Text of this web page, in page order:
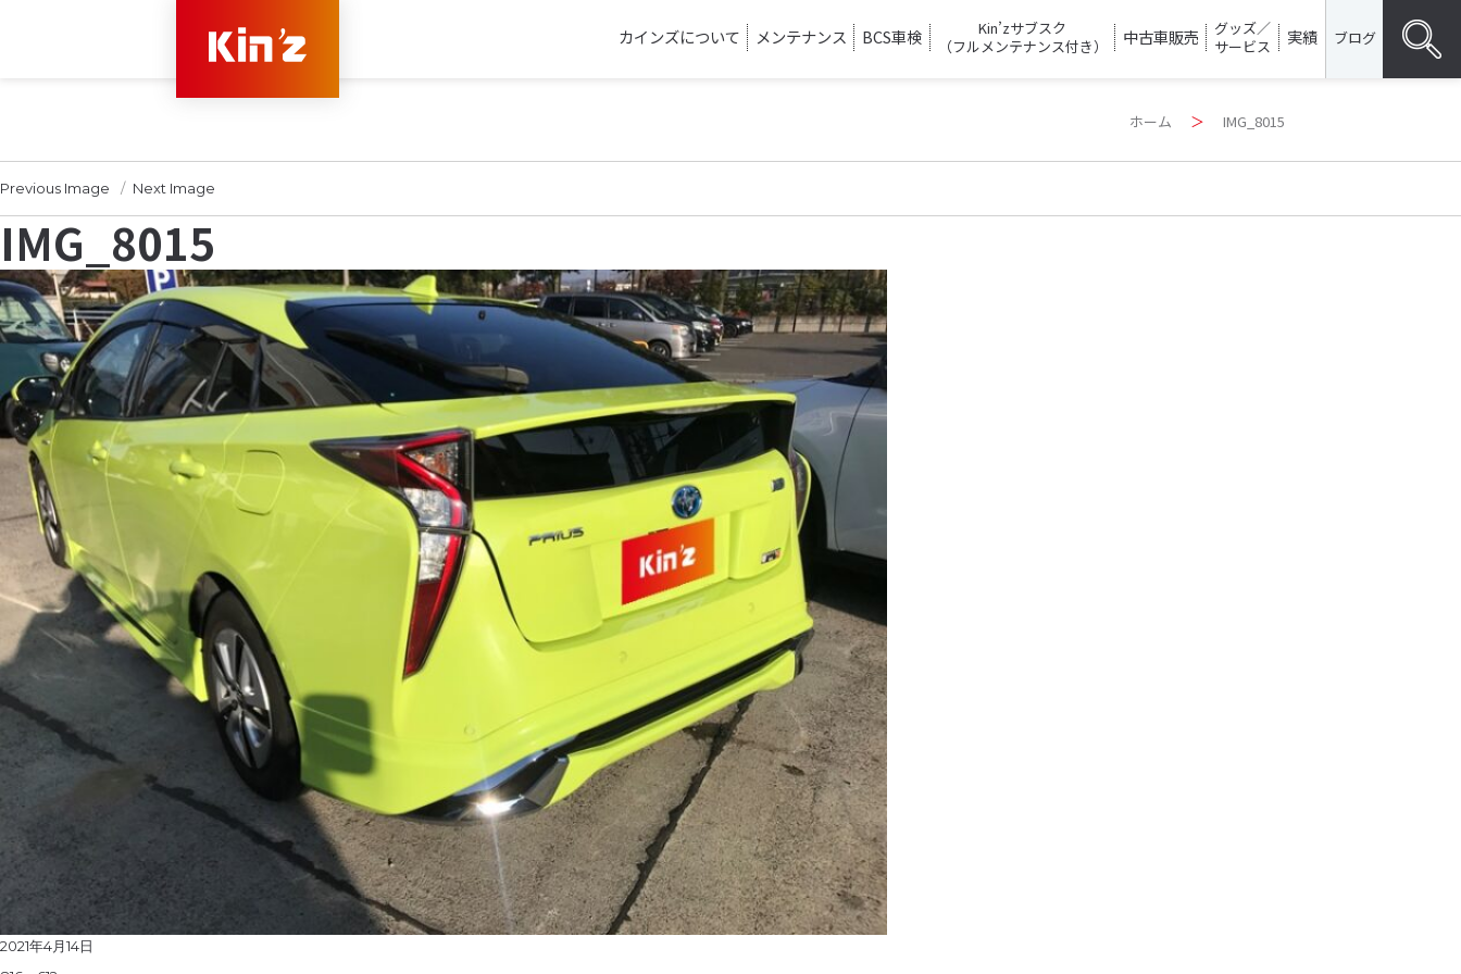
カインズについて メンテナンス BCS車検
Kin’zサブスク
（フルメンテナンス付き）
中古車販売
グッズ／
サービス
実績 ブログ
ホーム ＞ IMG_8015
Previous Image Next Image
IMG_8015
Posted
on
2021年4月14日